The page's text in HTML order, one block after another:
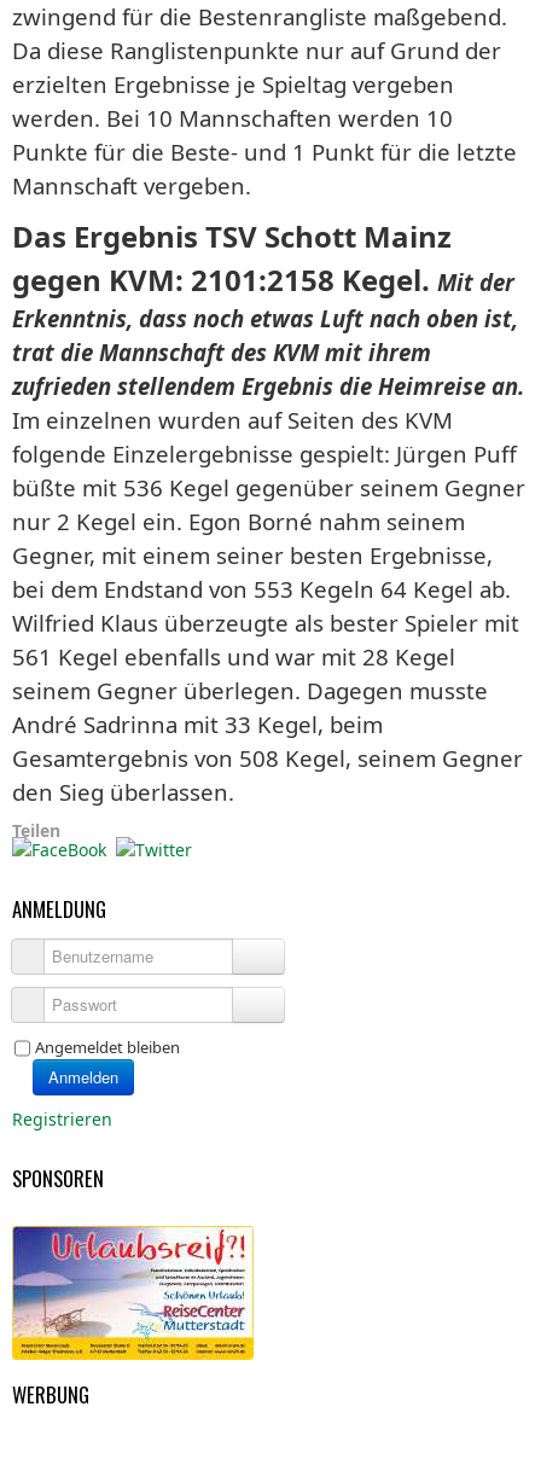
zwingend für die Bestenrangliste maßgebend.
Da diese Ranglistenpunkte nur auf Grund der
erzielten Ergebnisse je Spieltag vergeben
werden. Bei 10 Mannschaften werden 10
Punkte für die Beste- und 1 Punkt für die letzte
Mannschaft vergeben.
Das Ergebnis TSV Schott Mainz
gegen KVM: 2101:2158 Kegel. Mit der
Erkenntnis, dass noch etwas Luft nach oben ist,
trat die Mannschaft des KVM mit ihrem
zufrieden stellendem Ergebnis die Heimreise an.
Im einzelnen wurden auf Seiten des KVM
folgende Einzelergebnisse gespielt: Jürgen Puff
büßte mit 536 Kegel gegenüber seinem Gegner
nur 2 Kegel ein. Egon Borné nahm seinem
Gegner, mit einem seiner besten Ergebnisse,
bei dem Endstand von 553 Kegeln 64 Kegel ab.
Wilfried Klaus überzeugte als bester Spieler mit
561 Kegel ebenfalls und war mit 28 Kegel
seinem Gegner überlegen. Dagegen musste
André Sadrinna mit 33 Kegel, beim
Gesamtergebnis von 508 Kegel, seinem Gegner
den Sieg überlassen.
Teilen
ANMELDUNG
Benutzername
Passwort
Angemeldet bleiben
Anmelden
Registrieren
SPONSOREN
WERBUNG